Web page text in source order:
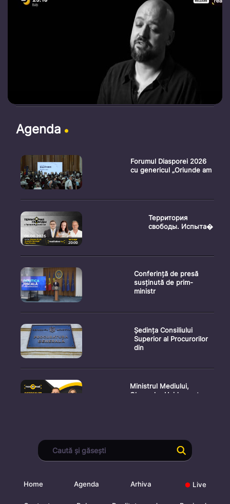
Agenda
Forumul Diasporei 2026
cu genericul „Oriunde am
Территория
свободы. Испыта�
Conferință de presă
susținută de prim-
ministr
Ședința Consiliului
Superior al Procurorilor
din
Ministrul Mediului,
Gheorghe Hajder, este
Consultări publice privind
proiectul de lege pent
Home Agenda Arhiva Live